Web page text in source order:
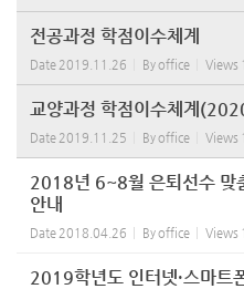
전공과정 학점이수체계
Date 2019.11.26 Byoffice Views
교양과정 학점이수체계
Date 2019.11.25 Byoffice Views
2018년 6~8월 은퇴선수 맞
안내
Date 2018.04.26 Byoffice Views
2019학년도 인터넷·스마트